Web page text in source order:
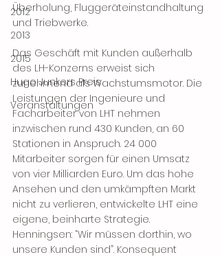
2012
2013
2015
Hugo Junkers Preis
Veranstaltungen
Überholung, Fluggeräteinstandhaltung
und Triebwerke.
Das Geschäft mit Kunden außerhalb
des LH-Konzerns erweist sich
zunehmend als Wachstumsmotor. Die
Leistungen der Ingenieure und
Facharbeiter von LHT nehmen
inzwischen rund 430 Kunden, an 60
Stationen in Anspruch. 24 000
Mitarbeiter sorgen für einen Umsatz
von vier Milliarden Euro. Um das hohe
Ansehen und den umkämpften Markt
nicht zu verlieren, entwickelte LHT eine
eigene, beinharte Strategie.
Henningsen: “Wir müssen dorthin, wo
unsere Kunden sind”. Konsequent